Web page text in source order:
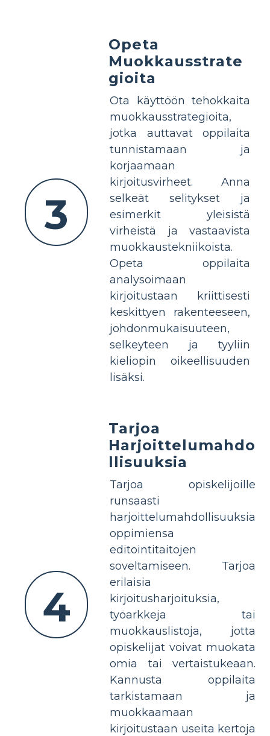
3
Opeta
Muokkausstrate
gioita
Ota käyttöön tehokkaita
muokkausstrategioita,
jotka auttavat oppilaita
tunnistamaan ja
korjaamaan
kirjoitusvirheet. Anna
selkeät selitykset ja
esimerkit yleisistä
virheistä ja vastaavista
muokkaustekniikoista.
Opeta oppilaita
analysoimaan
kirjoitustaan kriittisesti
keskittyen rakenteeseen,
johdonmukaisuuteen,
selkeyteen ja tyyliin
kieliopin oikeellisuuden
lisäksi.
4
Tarjoa
Harjoittelumahdo
llisuuksia
Tarjoa opiskelijoille
runsaasti
harjoittelumahdollisuuksia
oppimiensa
editointitaitojen
soveltamiseen. Tarjoa
erilaisia
kirjoitusharjoituksia,
työarkkeja tai
muokkauslistoja, jotta
opiskelijat voivat muokata
omia tai vertaistukeaan.
Kannusta oppilaita
tarkistamaan ja
muokkaamaan
kirjoitustaan useita kertoja